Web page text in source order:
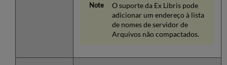
O suporte da Ex Libris pode
adicionar um endereço à lista
de nomes de servidor de
Arquivos não compactados.